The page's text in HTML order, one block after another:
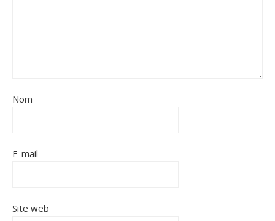
Nom
E-mail
Site web